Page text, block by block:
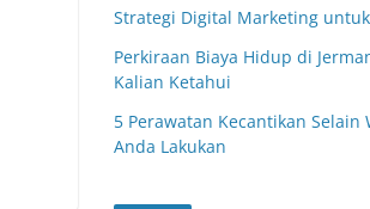
Strategi Digital Marketing
Perkiraan Biaya Hidup di
Kalian Ketahui
5 Perawatan Kecantikan Selain
Anda Lakukan